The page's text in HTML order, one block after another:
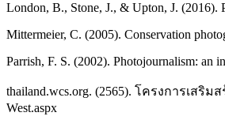
London, B., Stone, J., & Upton, J. (2016).
Mittermeier, C. (2005). Conservation
Parrish, F. S. (2002). Photojournalism: an
thailand.wcs.org. (2565). โครงการเส
West.aspx